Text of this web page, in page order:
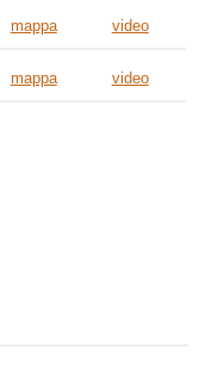
mappa video
mappa video